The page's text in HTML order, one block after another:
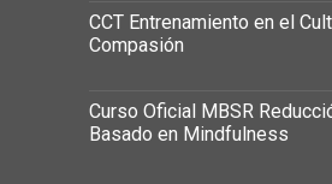
CCT Entrenamiento en el
Compasión
Curso Oficial MBSR
Basado en Mindfulness